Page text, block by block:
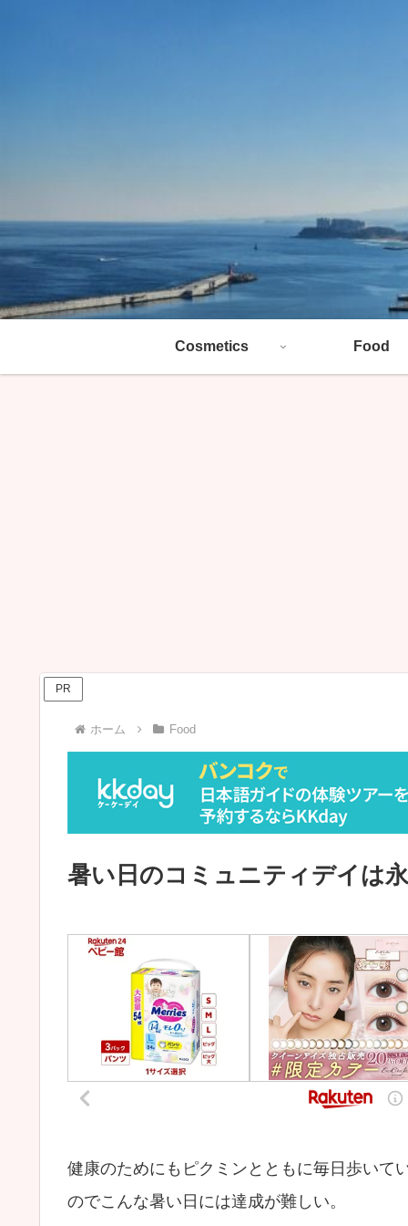
Cosmetics Food
PR
ホーム Food
暑い日のコミュニティデイは
健康のためにもピクミンとともに毎日歩いて
のでこんな暑い日には達成が難しい。